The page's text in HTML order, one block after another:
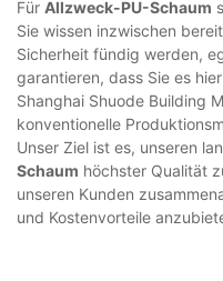
Für Allzweck-PU-Schaum
Sie wissen inzwischen
Sicherheit fündig werden,
garantieren, dass Sie es
Shanghai Shuode Building
konventionelle
Unser Ziel ist es, unseren
Schaum höchster Qualität
unseren Kunden
und Kostenvorteile